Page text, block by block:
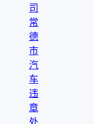
司
常
德
市
汽
车
违
章
处